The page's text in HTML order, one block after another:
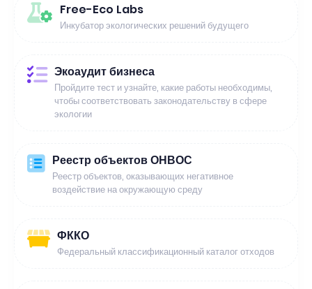
Free-Eco Labs
Инкубатор экологических решений будущего
Экоаудит бизнеса
Пройдите тест и узнайте, какие работы необходимы,
чтобы соответствовать законодательству в сфере
экологии
Реестр объектов ОНВОС
Реестр объектов, оказывающих негативное
воздействие на окружающую среду
ФККО
Федеральный классификационный каталог отходов